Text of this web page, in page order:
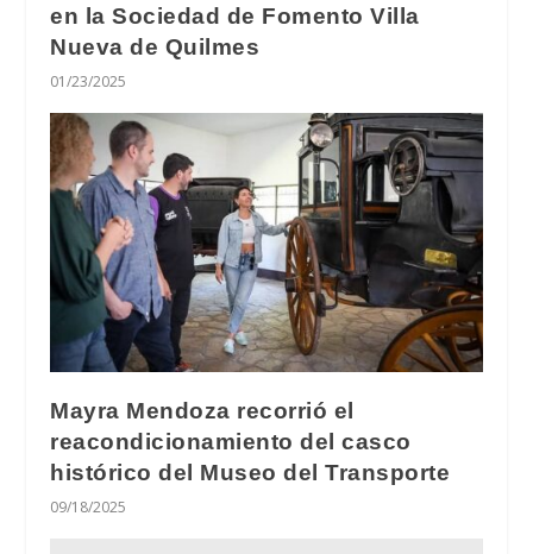
en la Sociedad de Fomento Villa
Nueva de Quilmes
01/23/2025
Mayra Mendoza recorrió el
reacondicionamiento del casco
histórico del Museo del Transporte
09/18/2025